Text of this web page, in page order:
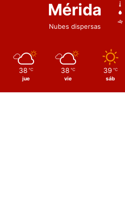
Mérida
Nubes dispersas
38 ℃
jue
38 ℃
vie
39 ℃
sáb